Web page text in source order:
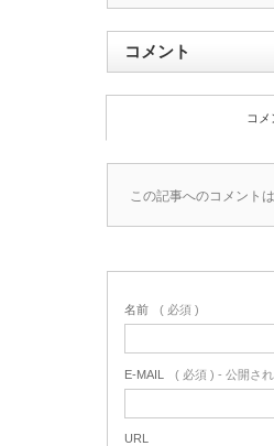
コメント
コ
この記事へのコメント
名前 ( 必須 )
E-MAIL ( 必須 ) - 公開さ
URL